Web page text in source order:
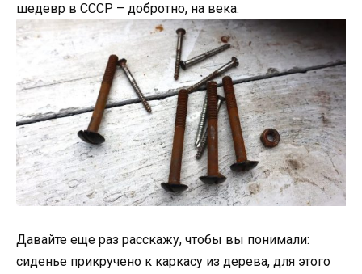
шедевр в СССР – добротно, на века.
Давайте еще раз расскажу, чтобы вы понимали:
сиденье прикручено к каркасу из дерева, для этого